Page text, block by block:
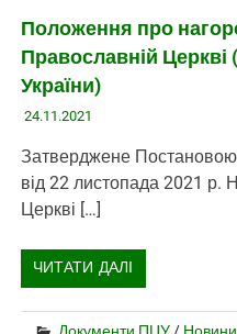
Положення про
Православній Церкві
України)
24.11.2021
Затверджене
від 22 листопада 2021 р.
Церкві […]
ЧИТАТИ ДАЛІ